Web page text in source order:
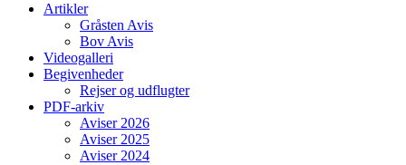
Artikler
Gråsten Avis
Bov Avis
Videogalleri
Begivenheder
Rejser og udflugter
PDF-arkiv
Aviser 2026
Aviser 2025
Aviser 2024